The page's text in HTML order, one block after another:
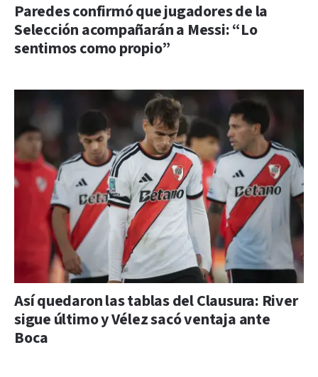
Paredes confirmó que jugadores de la
Selección acompañarán a Messi: “Lo
sentimos como propio”
Así quedaron las tablas del Clausura: River
sigue último y Vélez sacó ventaja ante
Boca